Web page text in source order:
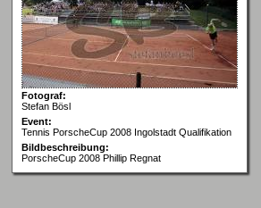
Fotograf:
Stefan Bösl
Event:
Tennis PorscheCup 2008 Ingolstadt Qualifikation
Bildbeschreibung:
PorscheCup 2008 Phillip Regnat